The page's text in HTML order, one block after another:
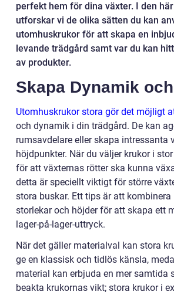
perfekt hem för dina växter. I den
utforskar vi de olika sätten du kan
utomhuskrukor för att skapa en
levande trädgård samt var du kan
av produkter.
Skapa Dynamik
Utomhuskrukor stora gör det möjligt
och dynamik i din trädgård. De kan
rumsavdelare eller skapa intressanta
höjdpunkter. När du väljer krukor i
för att växternas rötter ska kunna
detta är speciellt viktigt för större
stora buskar. Ett tips är att kombinera
storlekar och höjder för att skapa ett
lager-på-lager-uttryck.
När det gäller materialval kan stora
ge en klassisk och tidlös känsla,
material kan erbjuda en mer samtida
beakta krukornas vikt; stora krukor i